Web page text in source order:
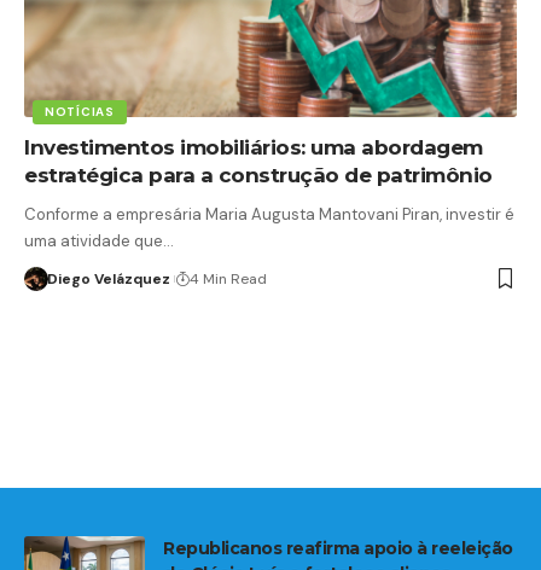
NOTÍCIAS
Investimentos imobiliários: uma abordagem
estratégica para a construção de patrimônio
Conforme a empresária Maria Augusta Mantovani Piran, investir é
uma atividade que…
Diego Velázquez 4 Min Read
Republicanos reafirma apoio à reeleição